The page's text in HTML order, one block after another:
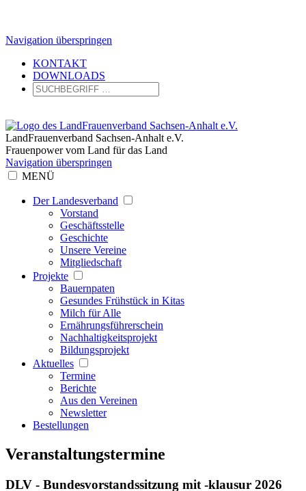
Navigation überspringen
KONTAKT
DOWNLOADS
LandFrauenverband Sachsen-Anhalt e.V.
Frauenpower vom Land für das Land
Navigation überspringen
MENÜ
Der Landesverband
Vorstand
Geschäftsstelle
Geschichte
Unsere Vereine
Mitgliedschaft
Projekte
Bauernpaten
Gesundes Frühstück in Kitas
Milch für Alle
Ernährungsführerschein
Nachhaltigkeitsprojekt
Bildungsprojekt
Aktuelles
Termine
Berichte
Aus den Vereinen
Newsletter
Bestellungen
Veranstaltungstermine
DLV - Bundesvorstandssitzung mit -klausur 2026